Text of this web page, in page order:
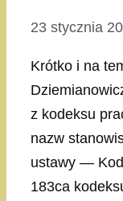
23 stycznia
Krótko i na
z kodeksu
nazw
ustawy —
183ca